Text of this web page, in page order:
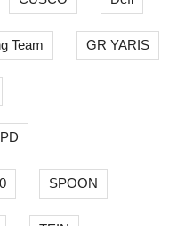
Team GR YARIS
PD
SPOON